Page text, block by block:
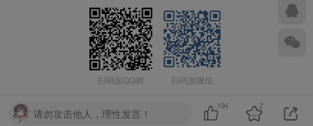
扫码加QQ群 扫码加微信
请勿攻击他人，理性发言！
194 2